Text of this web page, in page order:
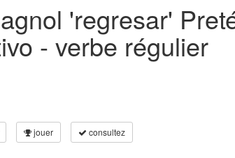
'regresar'
- verbe régulier
jouer consultez